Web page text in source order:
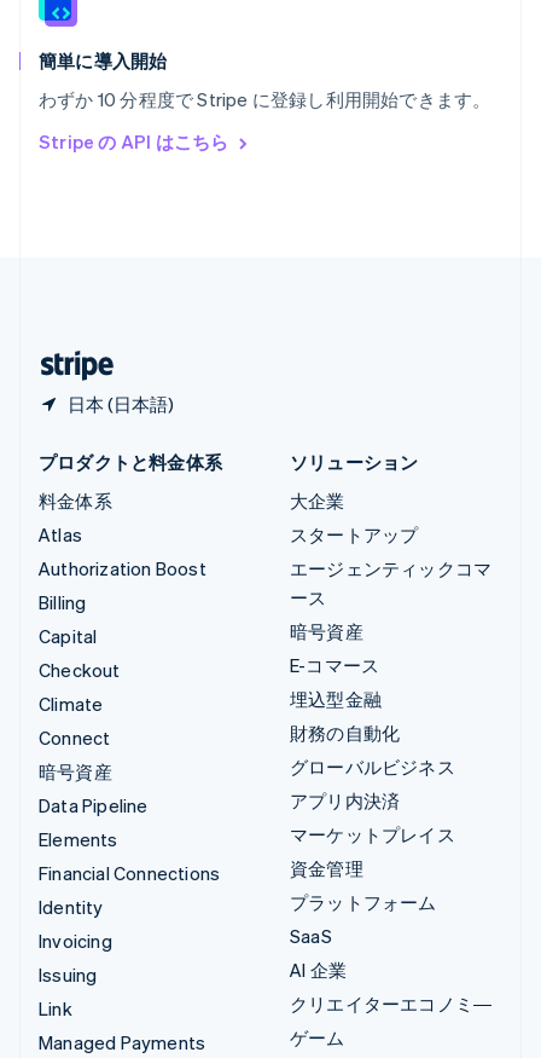
簡単に導入開始
わずか 10 分程度で Stripe に登録し利用開始できます。
Stripe の API はこちら
日本 (日本語)
リトアニア
English
DeutschEnglish
English
プロダクトと料金体系
料金体系
Atlas
Authorization Boost
Billing
Capital
Checkout
Climate
Connect
暗号資産
Data Pipeline
Elements
Financial Connections
Identity
Invoicing
Issuing
Link
Managed Payments
ソリューション
大企業
スタートアップ
エージェンティックコマ
ース
暗号資産
E-コマース
埋込型金融
財務の自動化
グローバルビジネス
アプリ内決済
マーケットプレイス
資金管理
プラットフォーム
SaaS
AI 企業
クリエイターエコノミ―
ゲーム